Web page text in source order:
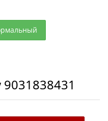
9031838431